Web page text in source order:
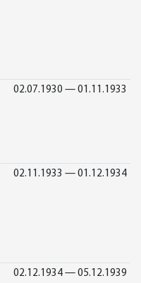
02.07.1930 — 01.11.1933
02.11.1933 — 01.12.1934
02.12.1934 — 05.12.1939